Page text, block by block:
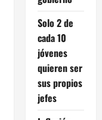
Solo 2 de
cada 10
jóvenes
quieren ser
sus propios
jefes